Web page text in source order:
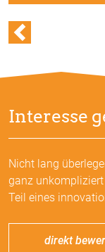
Interesse
Nicht lang
ganz
Teil eines
direkt